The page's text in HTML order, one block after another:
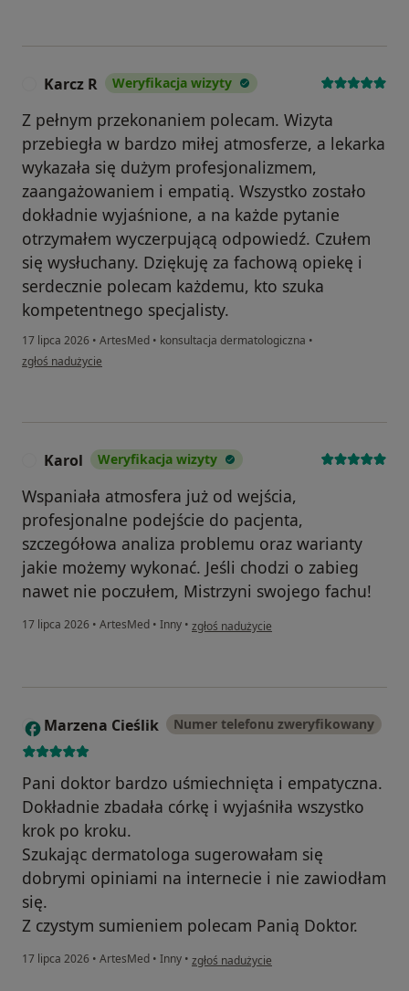
Karcz R Weryfikacja wizyty
Z pełnym przekonaniem polecam. Wizyta
przebiegła w bardzo miłej atmosferze, a lekarka
wykazała się dużym profesjonalizmem,
zaangażowaniem i empatią. Wszystko zostało
dokładnie wyjaśnione, a na każde pytanie
otrzymałem wyczerpującą odpowiedź. Czułem
się wysłuchany. Dziękuję za fachową opiekę i
serdecznie polecam każdemu, kto szuka
kompetentnego specjalisty.
17 lipca 2026 • ArtesMed • konsultacja dermatologiczna •
w opinii użytkownika Karcz R
zgłoś nadużycie
Karol Weryfikacja wizyty
Wspaniała atmosfera już od wejścia,
profesjonalne podejście do pacjenta,
szczegółowa analiza problemu oraz warianty
jakie możemy wykonać. Jeśli chodzi o zabieg
nawet nie poczułem, Mistrzyni swojego fachu!
17 lipca 2026 • ArtesMed • Inny • w opinii użytkownika Karol
zgłoś nadużycie
M Marzena Cieślik Numer telefonu zweryfikowany
Pani doktor bardzo uśmiechnięta i empatyczna.
Dokładnie zbadała córkę i wyjaśniła wszystko
krok po kroku.
Szukając dermatologa sugerowałam się
dobrymi opiniami na internecie i nie zawiodłam
się.
Z czystym sumieniem polecam Panią Doktor.
17 lipca 2026 • ArtesMed • Inny • w opinii użytkownika Marzena Cieślik
zgłoś nadużycie